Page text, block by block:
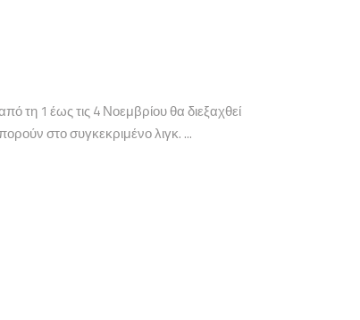
τη 1 έως τις 4 Νοεμβρίου θα διεξαχθεί
στο συγκεκριμένο λιγκ. ...